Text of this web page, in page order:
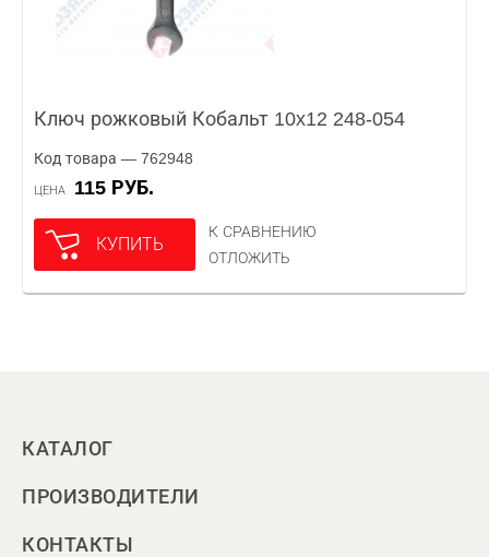
Ключ рожковый Кобальт 10x12 248-054
Код товара — 762948
ЦЕНА 115 РУБ.
КУПИТЬ
К СРАВНЕНИЮ
ОТЛОЖИТЬ
КАТАЛОГ
ПРОИЗВОДИТЕЛИ
КОНТАКТЫ